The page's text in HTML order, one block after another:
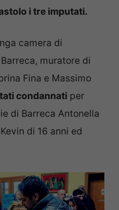
i tre imputati.
camera di
muratore di
Fina e Massimo
condannati per
di Barreca Antonella
di 16 anni ed